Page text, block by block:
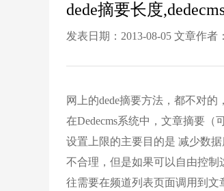
dede摘要长度
发表日期：2013-08-05 文章作
网上的dede摘要方法，都不对
在Dedecms系统中，文章摘要（
设置上限的主要目的是 减少数
不合理，但是如果可以自由控
往需要在频道列表页面调用到